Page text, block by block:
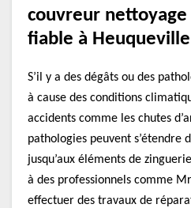
couvreur
fiable à Heuqueville
S’il y a des dégâts ou des
à cause des conditions
accidents comme les chutes
pathologies peuvent s’étendre
jusqu’aux éléments de
à des professionnels comme
effectuer des travaux de